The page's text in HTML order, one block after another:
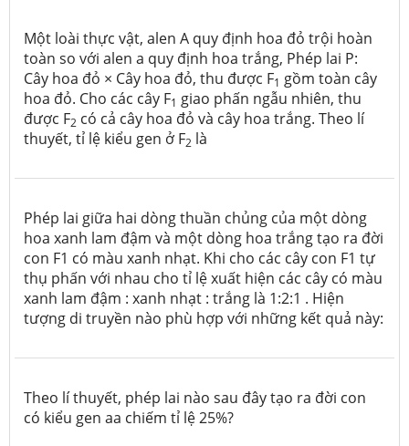
Một loài thực vật, alen A quy định hoa đỏ trội hoàn
toàn so với alen a quy định hoa trắng, Phép lai P:
Cây hoa đỏ × Cây hoa đỏ, thu được F1 gồm toàn cây
hoa đỏ. Cho các cây F1 giao phấn ngẫu nhiên, thu
được F2 có cả cây hoa đỏ và cây hoa trắng. Theo lí
thuyết, tỉ lệ kiểu gen ở F2 là
Phép lai giữa hai dòng thuần chủng của một dòng
hoa xanh lam đậm và một dòng hoa trắng tạo ra đời
con F1 có màu xanh nhạt. Khi cho các cây con F1 tự
thụ phấn với nhau cho tỉ lệ xuất hiện các cây có màu
xanh lam đậm : xanh nhạt : trắng là 1:2:1 . Hiện
tượng di truyền nào phù hợp với những kết quả này:
Theo lí thuyết, phép lai nào sau đây tạo ra đời con
có kiểu gen aa chiếm tỉ lệ 25%?